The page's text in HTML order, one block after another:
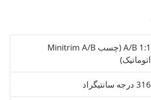
A/B 1:1 (چسب Minitrim A/B
اتوماتیک)
316 درجه سانتیگراد